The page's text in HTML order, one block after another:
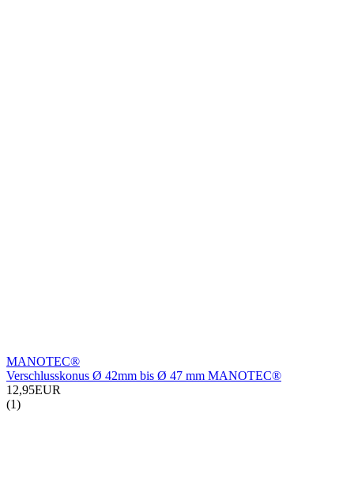
MANOTEC®
Verschlusskonus Ø 42mm bis Ø 47 mm MANOTEC®
12,95EUR
(1)